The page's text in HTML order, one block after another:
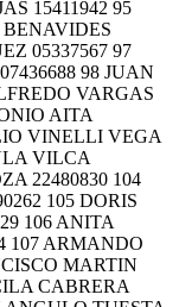
15411942 95
05337567 97
98 JUAN
VARGAS
AITA
VINELLI VEGA
VILCA
22480830 104
105 DORIS
106 ANITA
107 ARMANDO
MARTIN
CABRERA